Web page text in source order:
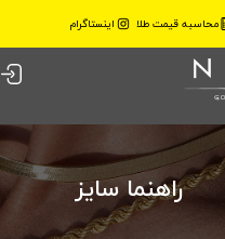
محاسبه قیمت طلا اینستاگرام
راهنما سایز